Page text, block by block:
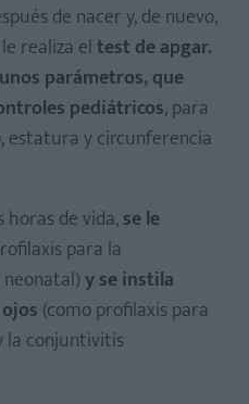
de nacer y, de nuevo,
realiza eltest de apgar.
parámetros, que
pediátricos, para
estatura y circunferencia
de vida,se le
para la
y se instila
(como profilaxis para
la conjuntivitis